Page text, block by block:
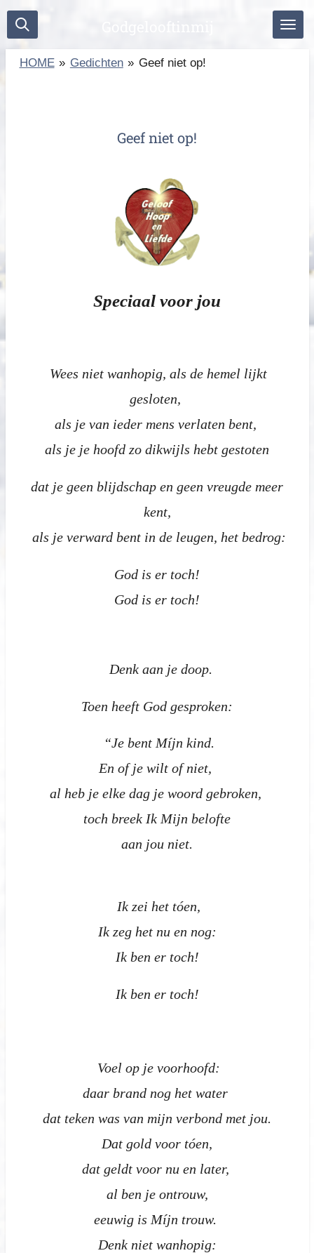
Ga
direct
naar
HOME » Gedichten » Geef niet op!
Geef niet op!
Speciaal voor jou
Wees niet wanhopig, als de hemel lijkt
gesloten,
als je van ieder mens verlaten bent,
als je je hoofd zo dikwijls hebt gestoten
dat je geen blijdschap en geen vreugde meer
kent,
als je verward bent in de leugen, het bedrog:
God is er toch!
God is er toch!
Denk aan je doop.
Toen heeft God gesproken:
“Je bent Míjn kind.
En of je wilt of niet,
al heb je elke dag je woord gebroken,
toch breek Ik Mijn belofte
aan jou niet.
Ik zei het tóen,
Ik zeg het nu en nog:
Ik ben er toch!
Ik ben er toch!
Voel op je voorhoofd:
daar brand nog het water
dat teken was van mijn verbond met jou.
Dat gold voor tóen,
dat geldt voor nu en later,
al ben je ontrouw,
eeuwig is Míjn trouw.
Denk niet wanhopig: